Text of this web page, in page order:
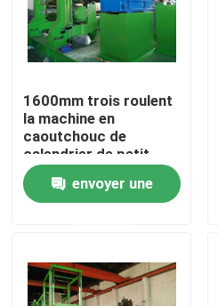
Maison
Produits
Vidéos
Au sujet de nous
1600mm trois roulent
la machine en
caoutchouc de
calendrier de petit
pain de la machine 3
de calendrierenvoyer une